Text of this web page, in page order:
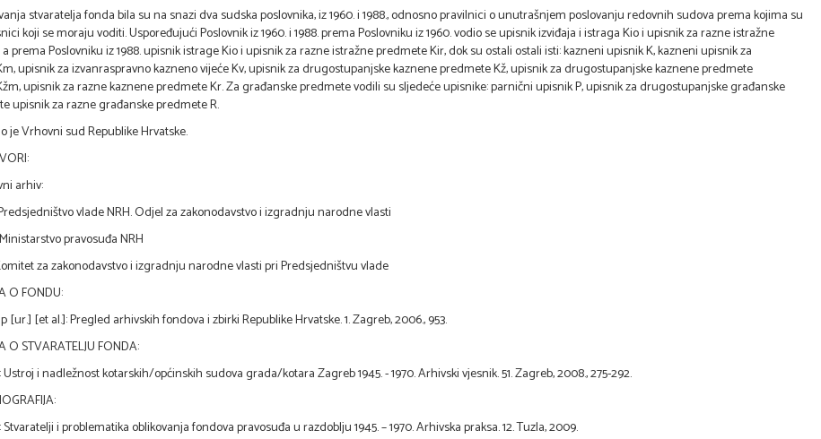
stvaratelja fonda bila su na snazi dva sudska poslovnika, iz 1960. i 1988., odnosno pravilnici o unutrašnjem poslovanju redovnih sudova prema kojima su
koji se moraju voditi. Uspoređujući Poslovnik iz 1960. i 1988. prema Poslovniku iz 1960. vodio se upisnik izviđaja i istraga Kio i upisnik za razne istražne
prema Poslovniku iz 1988. upisnik istrage Kio i upisnik za razne istražne predmete Kir, dok su ostali ostali isti: kazneni upisnik K, kazneni upisnik za
upisnik za izvanraspravno kazneno vijeće Kv, upisnik za drugostupanjske kaznene predmete Kž, upisnik za drugostupanjske kaznene predmete
upisnik za razne kaznene predmete Kr. Za građanske predmete vodili su sljedeće upisnike: parnični upisnik P, upisnik za drugostupanjske građanske
upisnik za razne građanske predmete R.
je Vrhovni sud Republike Hrvatske.
arhiv:
vlade NRH. Odjel za zakonodavstvo i izgradnju narodne vlasti
pravosuđa NRH
za zakonodavstvo i izgradnju narodne vlasti pri Predsjedništvu vlade
O FONDU:
[ur.] [et al.]: Pregled arhivskih fondova i zbirki Republike Hrvatske. 1. Zagreb, 2006., 953.
O STVARATELJU FONDA:
Ustroj i nadležnost kotarskih/općinskih sudova grada/kotara Zagreb 1945. - 1970. Arhivski vjesnik. 51. Zagreb, 2008., 275-292.
i problematika oblikovanja fondova pravosuđa u razdoblju 1945. – 1970. Arhivska praksa. 12. Tuzla, 2009.